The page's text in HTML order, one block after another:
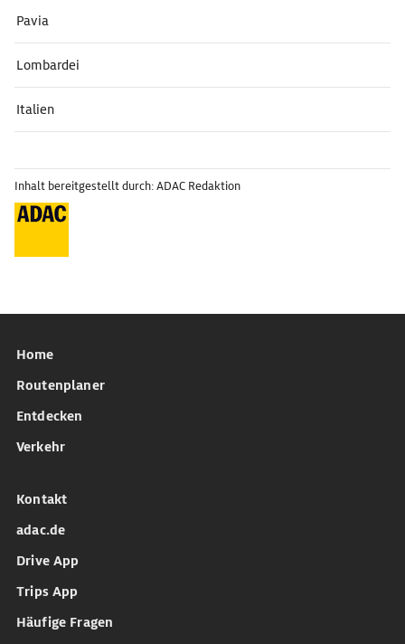
Pavia
Lombardei
Italien
Inhalt bereitgestellt durch: ADAC Redaktion
Home
Routenplaner
Entdecken
Verkehr
Kontakt
adac.de
Drive App
Trips App
Häufige Fragen